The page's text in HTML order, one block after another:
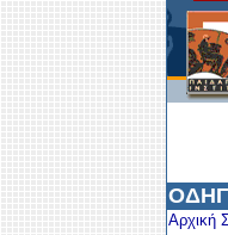
Αρχική